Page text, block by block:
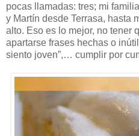
pocas llamadas: tres; mi
y Martín desde Terrasa, hasta
alto. Eso es lo mejor, no tener
apartarse frases hechas o
siento joven”,… cumplir por